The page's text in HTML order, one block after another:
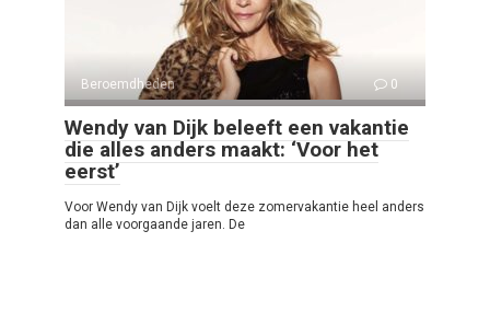
Beroemdheden 0
Wendy van Dijk beleeft een vakantie
die alles anders maakt: ‘Voor het
eerst’
Voor Wendy van Dijk voelt deze zomervakantie heel anders
dan alle voorgaande jaren. De